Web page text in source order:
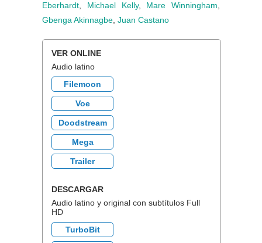
Eberhardt
Michael Kelly, Mare Winningham
Gbenga Akinnagbe Juan Castano
VER ONLINE
Audio latino
Filemoon
Voe
Doodstream
Mega
Trailer
DESCARGAR
Audio latino y original con subtítulos Full
HD
TurboBit